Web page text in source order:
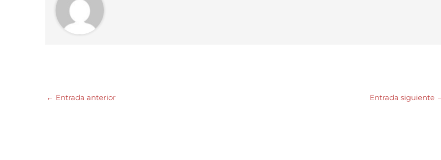
← Entrada anterior Entrada siguiente